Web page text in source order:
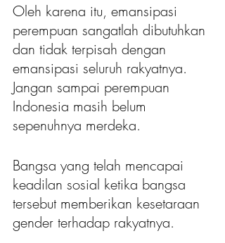
Oleh karena itu, emansipasi
perempuan sangatlah dibutuhkan
dan tidak terpisah dengan
emansipasi seluruh rakyatnya.
Jangan sampai perempuan
Indonesia masih belum
sepenuhnya merdeka.
Bangsa yang telah mencapai
keadilan sosial ketika bangsa
tersebut memberikan kesetaraan
gender terhadap rakyatnya.